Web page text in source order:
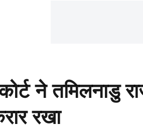
ने तमिलनाडु
रखा